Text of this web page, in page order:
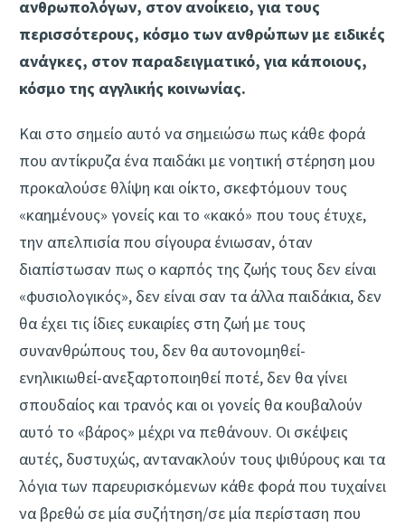
ανθρωπολόγων, στον ανοίκειο, για τους
περισσότερους, κόσμο των ανθρώπων με ειδικές
ανάγκες, στον παραδειγματικό, για κάποιους,
κόσμο της αγγλικής κοινωνίας.
Και στο σημείο αυτό να σημειώσω πως κάθε φορά
που αντίκρυζα ένα παιδάκι με νοητική στέρηση μου
προκαλούσε θλίψη και οίκτο, σκεφτόμουν τους
«καημένους» γονείς και το «κακό» που τους έτυχε,
την απελπισία που σίγουρα ένιωσαν, όταν
διαπίστωσαν πως ο καρπός της ζωής τους δεν είναι
«φυσιολογικός», δεν είναι σαν τα άλλα παιδάκια, δεν
θα έχει τις ίδιες ευκαιρίες στη ζωή με τους
συνανθρώπους του, δεν θα αυτονομηθεί-
ενηλικιωθεί-ανεξαρτοποιηθεί ποτέ, δεν θα γίνει
σπουδαίος και τρανός και οι γονείς θα κουβαλούν
αυτό το «βάρος» μέχρι να πεθάνουν. Οι σκέψεις
αυτές, δυστυχώς, αντανακλούν τους ψιθύρους και τα
λόγια των παρευρισκόμενων κάθε φορά που τυχαίνει
να βρεθώ σε μία συζήτηση/σε μία περίσταση που